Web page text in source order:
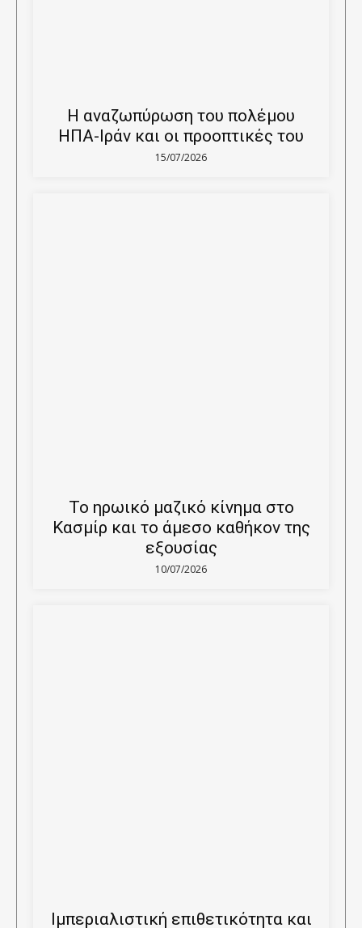
Η αναζωπύρωση του πολέμου
ΗΠΑ-Ιράν και οι προοπτικές του
15/07/2026
Το ηρωικό μαζικό κίνημα στο
Κασμίρ και το άμεσο καθήκον της
εξουσίας
10/07/2026
Ιμπεριαλιστική επιθετικότητα και